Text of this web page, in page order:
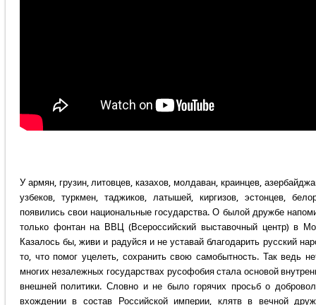
У армян, грузин, литовцев, казахов, молдаван, краинцев,
узбеков, туркмен, таджиков, латышей, киргизов, эстонцев,
появились свои национальные государства. О былой дружбе
только фонтан на ВВЦ (Всероссийский выставочный центр) в
Казалось бы, живи и радуйся и не уставай благодарить русский
то, что помог уцелеть, сохранить свою самобытность. Так ведь
многих незалежных государствах русофобия стала основой
внешней политики. Словно и не было горячих просьб о
вхождении в состав Российской империи, клятв в вечной